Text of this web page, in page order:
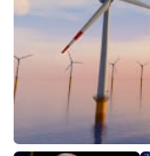
Pořady
TV Program
Časopis
Sledujte prima+